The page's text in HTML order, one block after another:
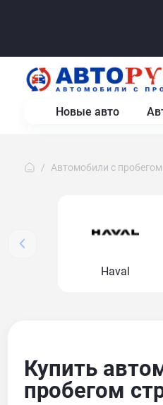
Новые авто
Автомобили с пробегом
Haval
Купить
пробегом